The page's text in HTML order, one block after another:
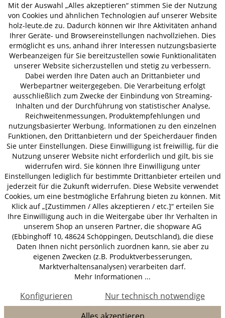
ZAHLUNGSARTEN
VERSAND
AGB Datenschutz
Impressum
© 2026 HOLZ-LEUTE
* Alle Preise inkl. gesetzl. Mehrwertsteuer zzgl.Versandkosten.
Mit der Auswahl „Alles akzeptieren“ stimmen Sie der Nutzung
von Cookies und ähnlichen Technologien auf unserer Website
holz-leute.de zu. Dadurch können wir Ihre Aktivitäten anhand
Ihrer Geräte- und Browsereinstellungen nachvollziehen. Dies
ermöglicht es uns, anhand ihrer Interessen nutzungsbasierte
Werbeanzeigen für Sie bereitzustellen sowie Funktionalitäten
unserer Website sicherzustellen und stetig zu verbessern.
Dabei werden Ihre Daten auch an Drittanbieter und
Werbepartner weitergegeben. Die Verarbeitung erfolgt
ausschließlich zum Zwecke der Einbindung von Streaming-
Inhalten und der Durchführung von statistischer Analyse,
Reichweitenmessungen, Produktempfehlungen und
nutzungsbasierter Werbung. Informationen zu den einzelnen
Funktionen, den Drittanbietern und der Speicherdauer finden
Sie unter Einstellungen. Diese Einwilligung ist freiwillig, für die
Nutzung unserer Website nicht erforderlich und gilt, bis sie
widerrufen wird. Sie können Ihre Einwilligung unter
Einstellungen lediglich für bestimmte Drittanbieter erteilen und
jederzeit für die Zukunft widerrufen. Diese Website verwendet
Cookies, um eine bestmögliche Erfahrung bieten zu können. Mit
Klick auf „[Zustimmen / Alles akzeptieren / etc.]“ erteilen Sie
Ihre Einwilligung auch in die Weitergabe über Ihr Verhalten in
unserem Shop an unseren Partner, die shopware AG
(Ebbinghoff 10, 48624 Schöppingen, Deutschland), die diese
Daten Ihnen nicht persönlich zuordnen kann, sie aber zu
eigenen Zwecken (z.B. Produktverbesserungen,
Marktverhaltensanalysen) verarbeiten darf.
Mehr Informationen ...
Nur technisch notwendige
Konfigurieren